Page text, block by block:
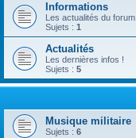
Informations
Les actualités du forum.
Sujets : 1
Actualités
Les dernières infos !
Sujets : 5
Musique militaire
Sujets : 6